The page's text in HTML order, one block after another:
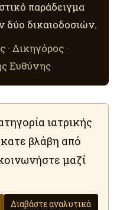
παράδειγμα
δύο δικαιοδοσιών.
Δικηγόρος ·
Ευθύνης
ιατρικής
βλάβη από
μαζί
Διαβάστε αναλυτικά